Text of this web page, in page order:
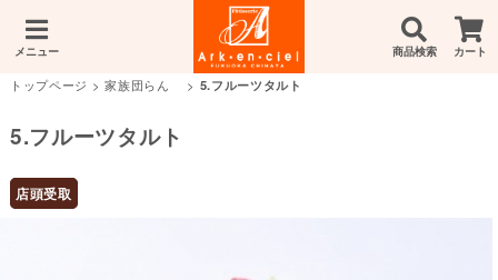
メニュー 商品検索 カート
トップページ >家族団らん > 5.フルーツタルト
5.フルーツタルト
店頭受取